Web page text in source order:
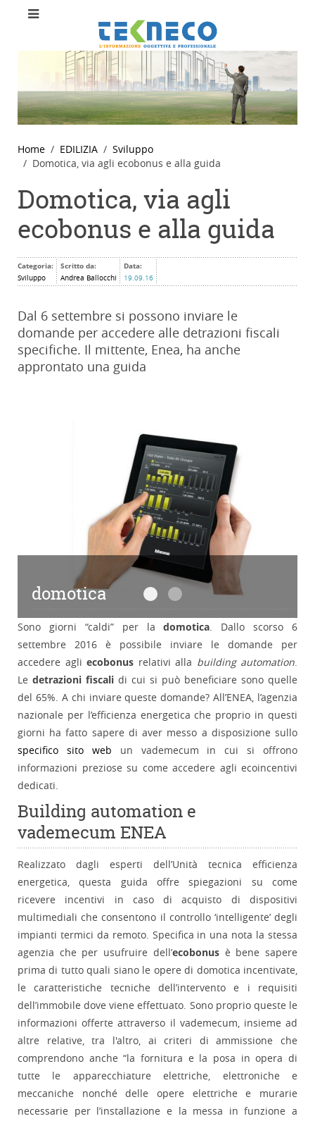
Home EDILIZIA
Sviluppo
Domotica, via agli ecobonus e alla guida
Domotica, via agli
ecobonus e alla guida
Categoria:
Sviluppo
Scritto da:
Andrea Ballocchi
Data:
19.09.16
Dal 6 settembre si possono inviare le
domande per accedere alle detrazioni fiscali
specifiche. Il mittente, Enea, ha anche
approntato una guida
domotica domoticadomotica
Sono giorni “caldi” per ladomotica. Dallo scorso 6
settembre 2016 è possibile inviare le domande per
accedere agli ecobonus relativi alla building automation.
Le detrazioni fiscali di cui si può beneficiare sono quelle
del 65%. A chi inviare queste domande? All’ENEA, l’agenzia
nazionale per l’efficienza energetica che proprio in questi
giorni ha fatto sapere di aver messo a disposizione sullo
specifico sito web un vademecum in cui si offrono
informazioni preziose su come accedere agli ecoincentivi
dedicati.
Building automation e
vademecum ENEA
Realizzato dagli esperti dell’Unità tecnica efficienza
energetica, questa guida offre spiegazioni su come
ricevere incentivi in caso di acquisto di dispositivi
multimediali che consentono il controllo ‘intelligente’ degli
impianti termici da remoto. Specifica in una nota la stessa
agenzia che per usufruire dell’ecobonusè bene sapere
prima di tutto quali siano le opere di domotica incentivate,
le caratteristiche tecniche dell’intervento e i requisiti
dell’immobile dove viene effettuato. Sono proprio queste le
informazioni offerte attraverso il vademecum, insieme ad
altre relative, tra l'altro, ai criteri di ammissione che
comprendono anche “la fornitura e la posa in opera di
tutte le apparecchiature elettriche, elettroniche e
meccaniche nonché delle opere elettriche e murarie
necessarie per l’installazione e la messa in funzione a